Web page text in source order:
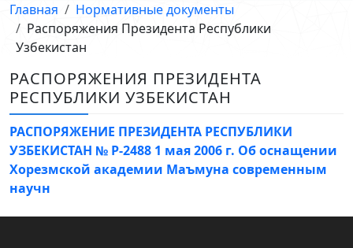
Главная
Нормативные документы
Распоряжения Президента Республики
Узбекистан
РАСПОРЯЖЕНИЯ ПРЕЗИДЕНТА
РЕСПУБЛИКИ УЗБЕКИСТАН
РАСПОРЯЖЕНИЕ ПРЕЗИДЕНТА РЕСПУБЛИКИ
УЗБЕКИСТАН № Р-2488 1 мая 2006 г. Об оснащении
Хорезмской академии Маъмуна современным
научн